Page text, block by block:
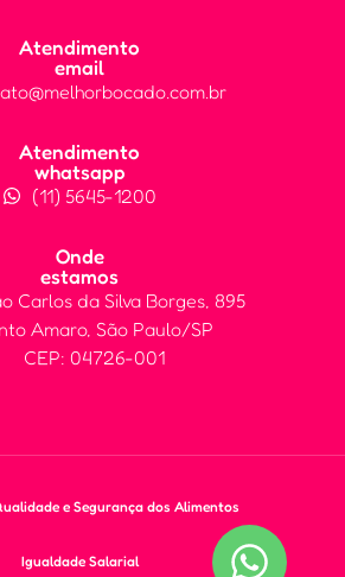
Atendimento
email
Atendimento
whatsapp
(11) 5645-1200
Onde
estamos
Carlos da Silva Borges, 895
Amaro, São Paulo/SP
CEP: 04726-001
e Segurança dos Alimentos
Igualdade Salarial